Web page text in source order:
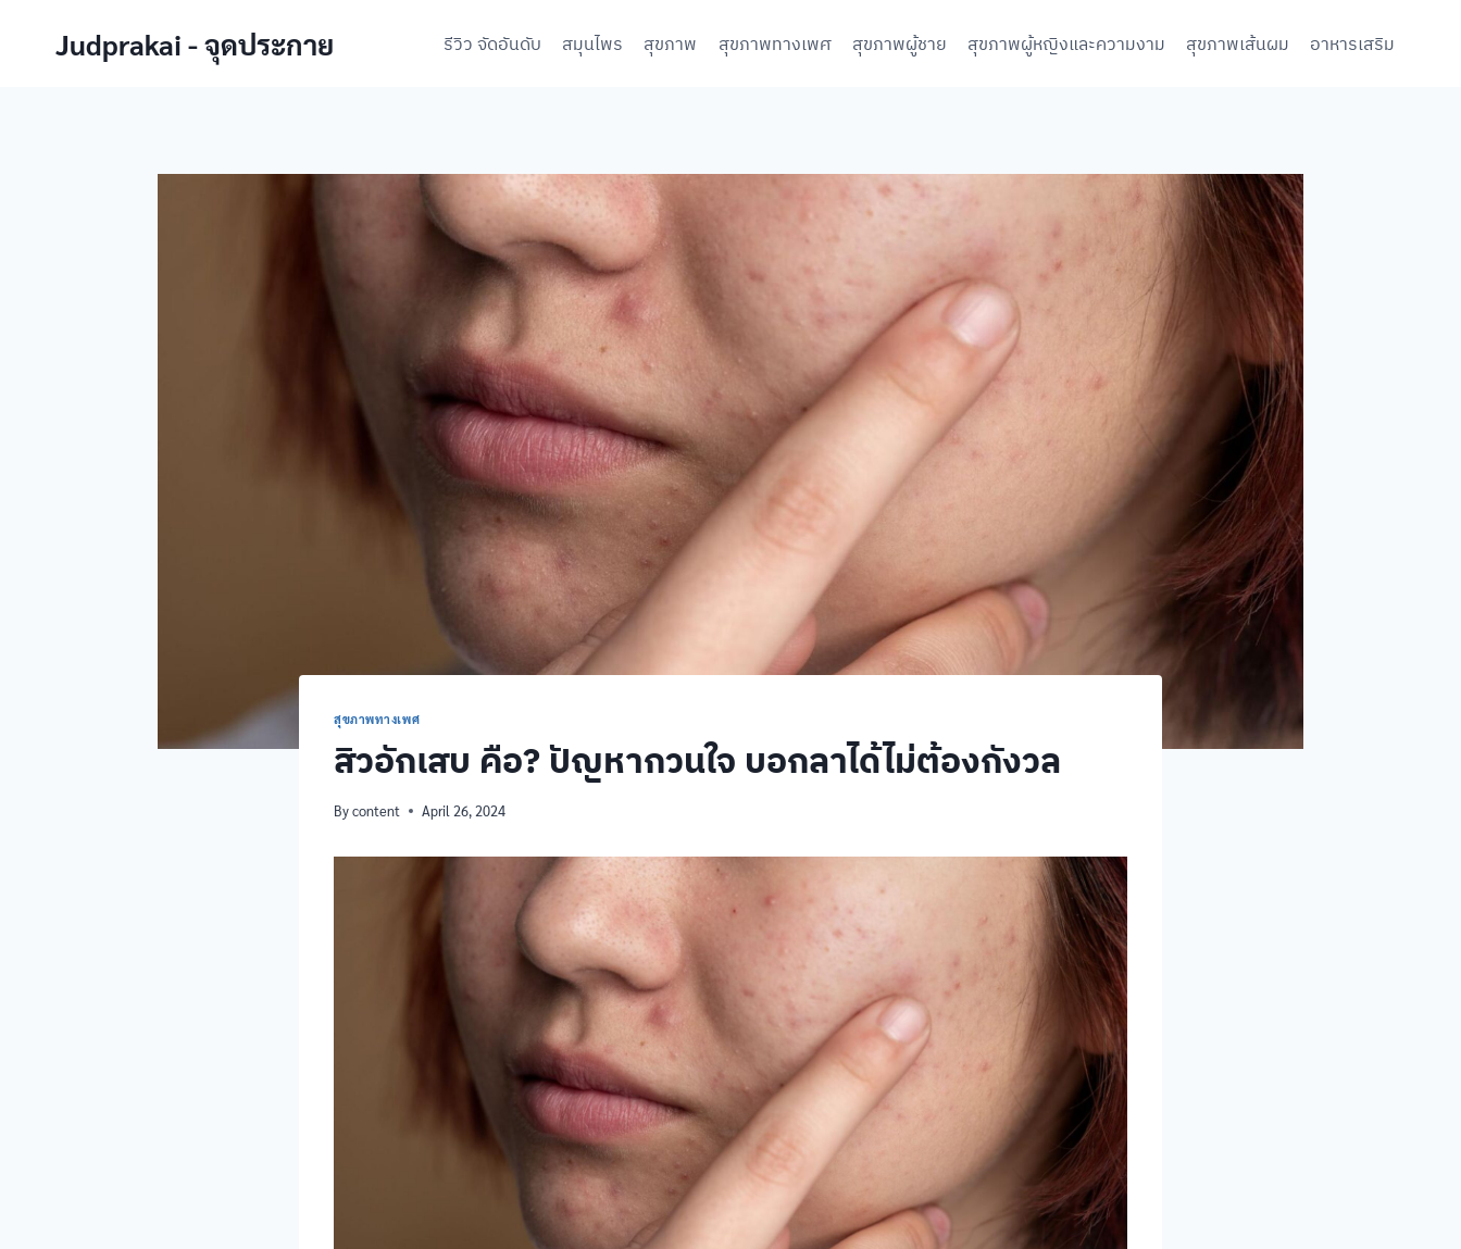
Judprakai - จุดประกาย รีวิว จัดอันดับ สมุนไพร สุขภาพ สุขภาพทางเพศ สุขภาพผู้ชาย สุขภาพผู้หญิงและความงาม สุขภาพเส้นผม อาหารเสริม
สุขภาพทางเพศ
สิวอักเสบ คือ? ปัญหากวนใจ บอกลาได้ไม่ต้องกังวล
Bycontent April 26, 2024